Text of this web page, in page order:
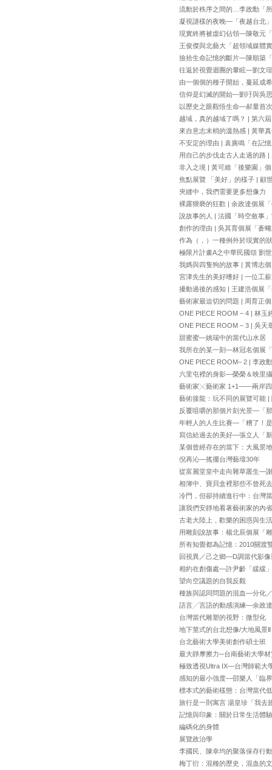
流動於秩序之間的…李政勳「
凝視謎樣的夜晚—「夜越台北
現實終將被虛幻佔領—陳敬元
王俊傑與北藝大「超領域媒體
撿拾生命記憶的斷片—陳順築
往返於視覺迴圈的暈眩—劉文
由一個個的種子開始，蔓延成
信仰是幻滅的開始—劉玗與吳
以歷史之眼觀悟生命—郝量首
越域，真的越域了嗎？ | 第六
來自意志末梢的溫熱感 | 黃華
不安定的理由 | 袁廣鳴「在記
用自己的步伐走古人走過的路
非入之境 | 黃可維「後樂園」
焦點展覽 「美好」的樣子 | 顧
夾縫中，我們需要更多想像力
裸露猥褻的狂歡 | 余政達個展
說故事的人 | 法國「時空敘事
創作的理由 | 吳其育個展「蒼
作為（，）一種例外於現實的
極限片計畫A之中華民國頌 劉
我媽與四隻狗的故事 | 黃博志
宮津先生的美好嗜好 | 一位工
擾動過後的感知 | 王建浩個展
藝術家最迫切的問題 | 周育正
ONE PIECE ROOM – 4 | 林玉
ONE PIECE ROOM – 3 | 吳天
甜蜜蜜—姚瑞中的當代山水居
我所在的某一刻—林冠名個展
ONE PIECE ROOM– 2 | 李政
六里屯裡的身影—榮榮＆映里
藝術家╳藝術家 1+1——兩岸四
藝術接龍：玩不同的展覽可能
反覆咀嚼的那個片刻光景—「
年輕人的人生比賽—「糟了！
寫信給過去的美好—張立人「
某個曾經存在的當下：大風景
倪再沁—搖擺台灣藝壇30年
從富麗堂皇中走向雜草叢生—
相簿中、寶貝盒裡那些不曾死
冷門，但卻持續進行中：台灣
讓我們安靜地看著藝術家的內
古老大陸上，歡樂的困惑與生
用雕刻說故事：楊北辰個展「
所有知覺都為記憶：2010關渡
回視異／己之鄉—D調當代影
相約在創傷處—許尹齡「緩緩
望向空議題的自我反觀
種族與認同問題的混血—分化
語言╱言語的動感演練—余政
台灣當代雕塑的視野：微型化
地下莖式的台北想像/大地風景
台北藝術大學美術創作碩士班
最大靜摩擦力─台南藝術大學
極致透視Ultra IX—台灣師範大
感知的最小強度—邵樂人「臨
標本式的藝術樣態：台灣當代
旅行是一則寓言 湯皇珍「我去
記憶與印象：關於日常生活體
編碼化的身體
展覽政治學
李國民、陳幸均的聚落保存行
梅丁衍：混種的歷史，混血的